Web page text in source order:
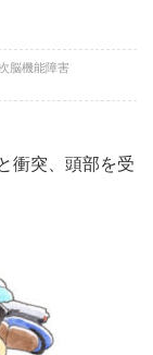
脳機能障害
衝突、頭部を受